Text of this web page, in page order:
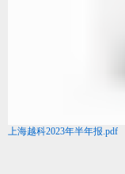
上海越科2023年半年报.pdf